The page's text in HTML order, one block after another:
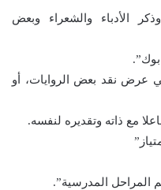
الأدباء والشعراء وبعض
عرض نقد بعض الروايات، أو
مع ذاته وتقديره لنفسه.
المراحل المدرسية”.